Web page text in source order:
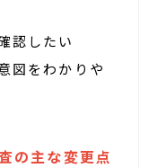
認したい
図をわかりや
の主な変更点